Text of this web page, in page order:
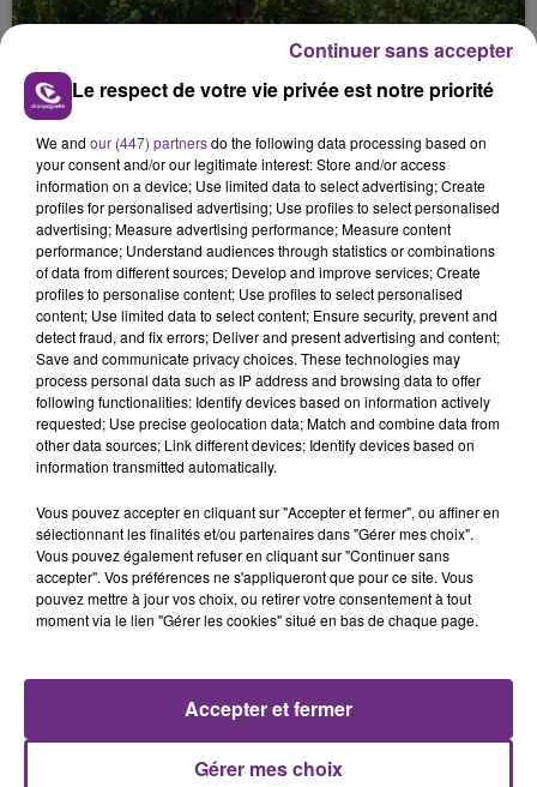
L'INSPECTION DU TRAVAIL RAPPELLE À
L'ORDRE SUR LES CONDITIONS DE...
Alors que les dates de début des vendange 2026
s'est avéré être plus précoce que prévu,
l'inspection du Travail en profite pour rappeler
les conditions de...
UN FEU DE REMORQUE BLOQUE LA
CIRCULATION DANS LES ARDENNES
Un feu de remorque s'est déclaré ce mercredi en
fin de matinée sur l'A34.
TITRES DIFFUSÉS
20h27
20h27 20h23
20h23
Le respect de votre vie privée est notre priorité
We and our (447) partnersdo the following data processing based on
your consent and/or our legitimate interest: Store and/or access
information on a device; Use limited data to select advertising; Create
profiles for personalised advertising; Use profiles to select personalised
advertising; Measure advertising performance; Measure content
performance; Understand audiences through statistics or combinations
of data from different sources; Develop and improve services; Create
profiles to personalise content; Use profiles to select personalised
content; Use limited data to select content; Ensure security, prevent and
detect fraud, and fix errors; Deliver and present advertising and content;
Save and communicate privacy choices. These technologies may
process personal data such as IP address and browsing data to offer
following functionalities: Identify devices based on information actively
requested; Use precise geolocation data; Match and combine data from
other data sources; Link different devices; Identify devices based on
information transmitted automatically.
Vous pouvez accepter en cliquant sur "Accepter et fermer", ou affiner en
sélectionnant les finalités et/ou partenaires dans "Gérer mes choix".
Vous pouvez également refuser en cliquant sur "Continuer sans
accepter". Vos préférences ne s'appliqueront que pour ce site. Vous
pouvez mettre à jour vos choix, ou retirer votre consentement à tout
moment via le lien "Gérer les cookies" situé en bas de chaque page.
Gérer mes choix
Accepter et fermer
Continuer sans accepter